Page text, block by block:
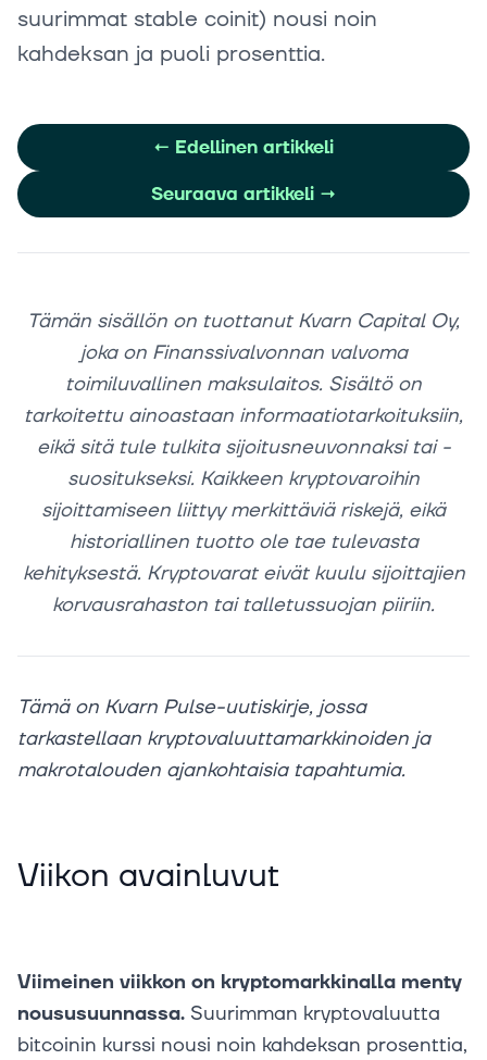
suurimmat stable coinit) nousi noin
kahdeksan ja puoli prosenttia.
← Edellinen artikkeli
Seuraava artikkeli →
Tämän sisällön on tuottanut Kvarn Capital Oy,
joka on Finanssivalvonnan valvoma
toimiluvallinen maksulaitos. Sisältö on
tarkoitettu ainoastaan informaatiotarkoituksiin,
eikä sitä tule tulkita sijoitusneuvonnaksi tai -
suositukseksi. Kaikkeen kryptovaroihin
sijoittamiseen liittyy merkittäviä riskejä, eikä
historiallinen tuotto ole tae tulevasta
kehityksestä. Kryptovarat eivät kuulu sijoittajien
korvausrahaston tai talletussuojan piiriin.
Tämä on Kvarn Pulse-uutiskirje, jossa
tarkastellaan kryptovaluuttamarkkinoiden ja
makrotalouden ajankohtaisia tapahtumia.
Viikon avainluvut
Viimeinen viikkon on kryptomarkkinalla menty
noususuunnassa. Suurimman kryptovaluutta
bitcoinin kurssi nousi noin kahdeksan prosenttia,